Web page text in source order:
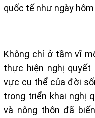
quốc tế như ngày hôm
Không chỉ ở tầm vĩ
thực hiện nghị
vực cụ thể của đời
trong triển khai nghị
và nông thôn đã